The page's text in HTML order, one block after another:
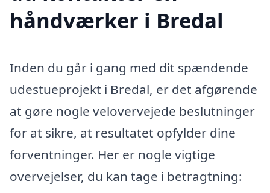
håndværker i Bredal
Inden du går i gang med dit spændende
udestueprojekt i Bredal, er det afgørende
at gøre nogle velovervejede beslutninger
for at sikre, at resultatet opfylder dine
forventninger. Her er nogle vigtige
overvejelser, du kan tage i betragtning: